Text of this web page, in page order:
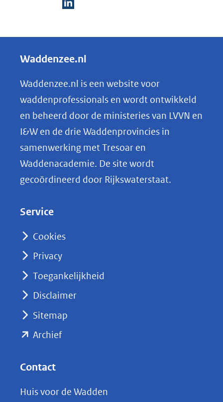
n
ng(afbeelding:
2-
790x467.jpg)
e
e
n
o
p
k
e
nieuw
naar
Waddenzee.nl
Waddenzee.nl is een website voor
waddenprofessionals en wordt ontwikkeld
en beheerd door de ministeries van LVVN en
I&W en de drie Waddenprovincies in
samenwerking met Tresoar en
Waddenacademie. De site wordt
gecoördineerd door Rijkswaterstaat.
Service
Cookies
Privacy
Toegankelijkheid
Disclaimer
Sitemap
Archief(opent
(verwijst
Contact
Huis voor de Wadden